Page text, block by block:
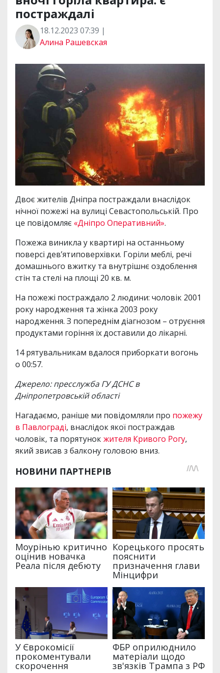
постраждалі
18.12.2023 07:39 |
Алина Рашевская
Двоє жителів Дніпра постраждали внаслідок
нічної пожежі на вулиці Севастопольській. Про
це повідомляє «Дніпро Оперативний».
Пожежа виникла у квартирі на останньому
поверсі дев’ятиповерхівки. Горіли меблі, речі
домашнього вжитку та внутрішнє оздоблення
стін та стелі на площі 20 кв. м.
На пожежі постраждало 2 людини: чоловік 2001
року народження та жінка 2003 року
народження. З попереднім діагнозом – отруєння
продуктами горіння їх доставили до лікарні.
14 рятувальникам вдалося приборкати вогонь
о 00:57.
Джерело: пресслужба ГУ ДСНС в
Дніпропетровській області
Нагадаємо, раніше ми повідомляли про пожежу
в Павлограді, внаслідок якої постраждав
чоловік, та порятунокжителя Кривого Рогу,
який звисав з балкону головою вниз.